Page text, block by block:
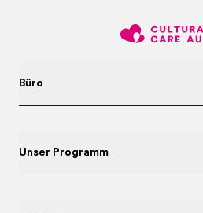
Büro
Unser Programm